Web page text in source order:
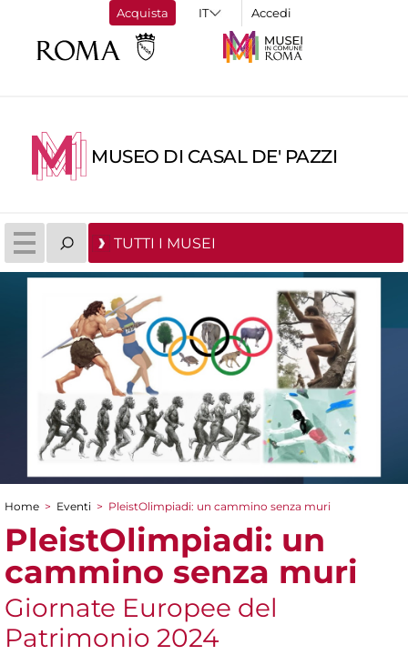
Acquista Accedi
MUSEO DI CASAL DE' PAZZI
TUTTI I MUSEI
Tu sei qui
Home > Eventi > PleistOlimpiadi: un cammino senza muri
PleistOlimpiadi: un
cammino senza muri
Giornate Europee del
Patrimonio 2024